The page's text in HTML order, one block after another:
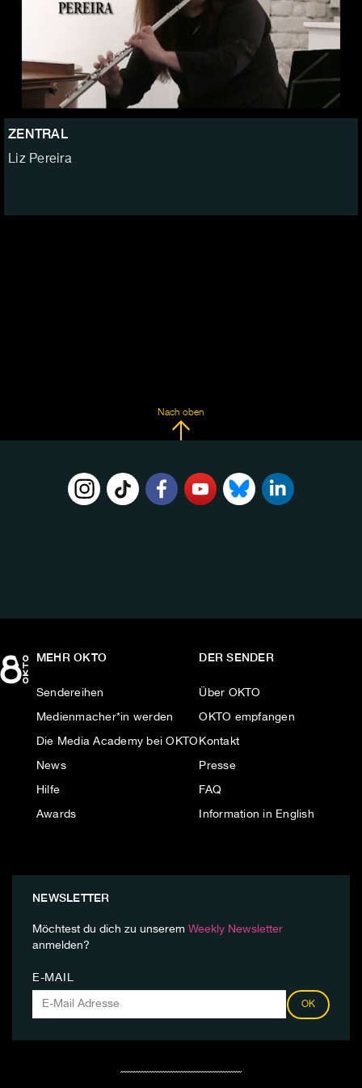
ZENTRAL
Liz Pereira
Nach oben
MEHR OKTO
Sendereihen
Medienmacher*in werden
Die Media Academy bei OKTO
News
Hilfe
Awards
DER SENDER
Über OKTO
OKTO empfangen
Kontakt
Presse
FAQ
Information in English
NEWSLETTER
Möchtest du dich zu unserem Weekly Newsletter
anmelden?
E-MAIL
OK